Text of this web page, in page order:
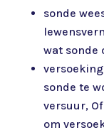
sonde
wat sonde
sonde te
versuur,
om